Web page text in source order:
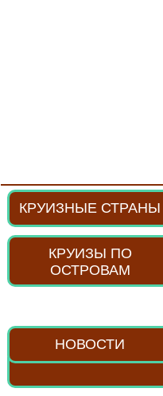
КРУИЗНЫЕ СТРАНЫ
КРУИЗЫ ПО
ОСТРОВАМ
НОВОСТИ